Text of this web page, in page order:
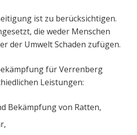
ist zu berücksichtigen.
die weder Menschen
der Umwelt Schaden zufügen.
für Verrenberg
Leistungen:
Bekämpfung von Ratten,